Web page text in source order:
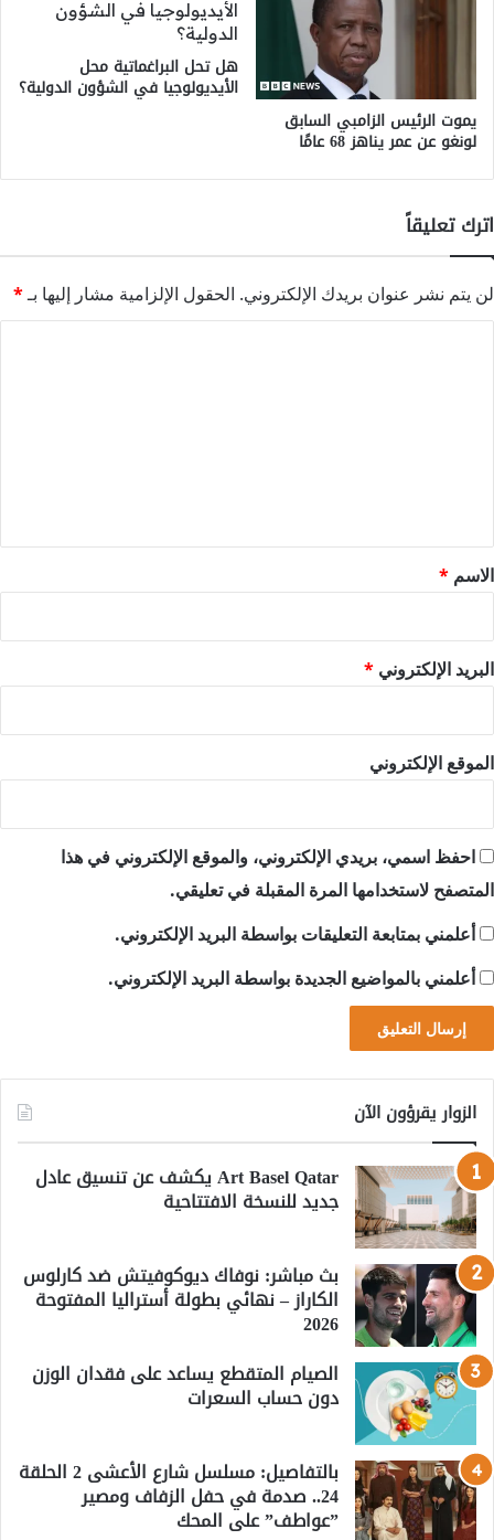
يموت الرئيس الزامبي السابق
لونغو عن عمر يناهز 68 عامًا
هل تحل البراغماتية محل
الأيديولوجيا في الشؤون الدولية؟
اترك تعليقاً
لن يتم نشر عنوان بريدك الإلكتروني. الحقول الإلزامية مشار إليها بـ*
*
الاسم *
البريد الإلكتروني *
الموقع الإلكتروني
احفظ اسمي، بريدي الإلكتروني، والموقع الإلكتروني في هذا
المتصفح لاستخدامها المرة المقبلة في تعليقي.
أعلمني بمتابعة التعليقات بواسطة البريد الإلكتروني.
أعلمني بالمواضيع الجديدة بواسطة البريد الإلكتروني.
الزوار يقرؤون الآن
Art Basel Qatar يكشف عن تنسيق عادل
جديد للنسخة الافتتاحية
بث مباشر: نوفاك ديوكوفيتش ضد كارلوس
الكاراز – نهائي بطولة أستراليا المفتوحة
2026
الصيام المتقطع يساعد على فقدان الوزن
دون حساب السعرات
بالتفاصيل: مسلسل شارع الأعشى 2 الحلقة
24.. صدمة في حفل الزفاف ومصير
”عواطف” على المحك